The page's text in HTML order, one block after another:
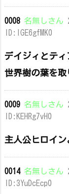
0008 名無しさん
ID:IGE6gfMK0
デイジィとティ
世界樹の葉を
0009 名無しさん
ID:KEHRg7vH0
主人公ヒロイ
0014 名無しさん
ID:3YuDcEcp0